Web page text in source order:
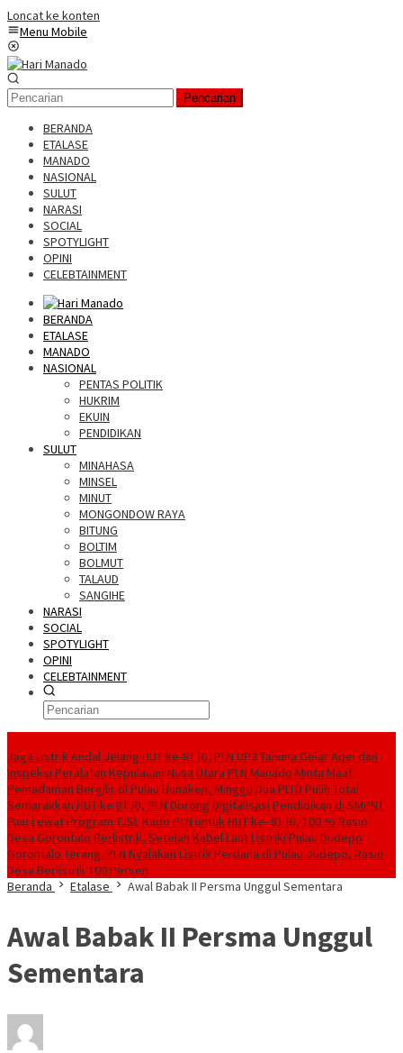
Loncat ke konten
Menu Mobile
Pencarian
BERANDA
ETALASE
MANADO
NASIONAL
SULUT
NARASI
SOCIAL
SPOTYLIGHT
OPINI
CELEBTAINMENT
BERANDA
ETALASE
MANADO
NASIONAL
PENTAS POLITIK
HUKRIM
EKUIN
PENDIDIKAN
SULUT
MINAHASA
MINSEL
MINUT
MONGONDOW RAYA
BITUNG
BOLTIM
BOLMUT
TALAUD
SANGIHE
NARASI
SOCIAL
SPOTYLIGHT
OPINI
CELEBTAINMENT
Jaga Listrik Andal Jelang HUT ke-81 RI, PLN UP3 Tahuna Gelar Apel dan
Inspeksi Peralatan Kepulauan Nusa Utara PLN Manado Minta Maaf
Pemadaman Bergilir di Pulau Bunaken, Minggu Dua PLTD Pulih Total
Semarakkan HUT ke 81 RI, PLN Dorong Digitalisasi Pendidikan di SMPN1
Palu Lewat Program TJSLKado PLN untuk HUT ke- 81 RI, 100 % Rasio
Desa Gorontalo Berlistrik, Setelah Kabel Laut Listriki Pulau Dudepo
Gorontalo Terang. PLN Nyalakan Listrik Perdana di Pulau Dudepo, Rasio
Desa Berlistrik 100 Persen
Beranda
Etalase Awal Babak II Persma Unggul Sementara
Awal Babak II Persma Unggul
Sementara